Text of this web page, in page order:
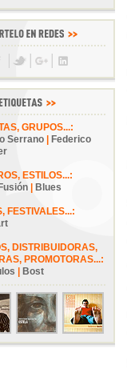
GRUPOS...:
Serrano
Federico
ESTILOS...:
Fusión Blues
FESTIVALES...:
DISTRIBUIDORAS,
PROMOTORAS...:
Bost